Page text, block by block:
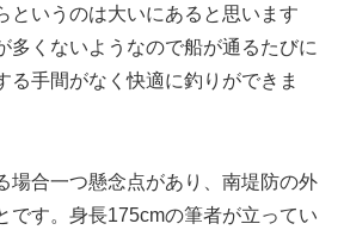
というのは大いにあると思います
多くないようなので船が通るたびに
る手間がなく快適に釣りができま
場合一つ懸念点があり、南堤防の外
です。身長175cmの筆者が立ってい